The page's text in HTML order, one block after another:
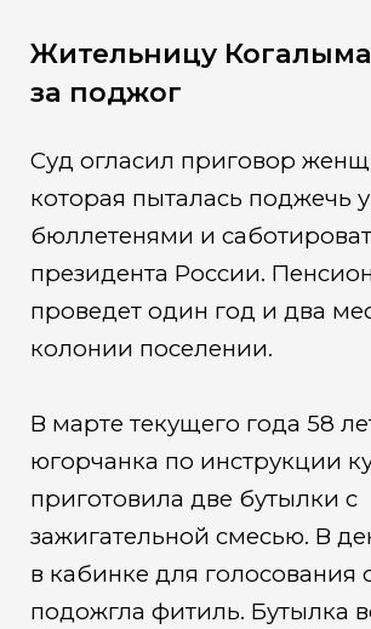
Жительницу
за поджог
Суд огласил приговор
которая пыталась поджечь
бюллетенями и
президента России.
проведет один год и два
колонии поселении.
В марте текущего года 58
югорчанка по инструкции
приготовила две бутылки с
зажигательной смесью. В
в кабинке для голосования
подожгла фитиль. Бутылка